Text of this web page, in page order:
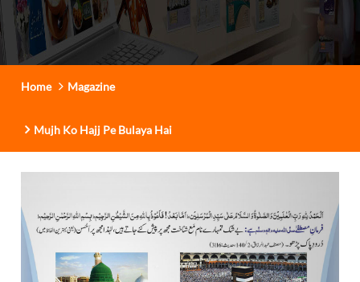
Home Magazine
Mujh Ko Hajj Pe Bulaya Hai